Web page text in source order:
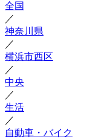
全国
／
神奈川県
／
横浜市西区
／
中央
／
生活
／
自動車・バイク